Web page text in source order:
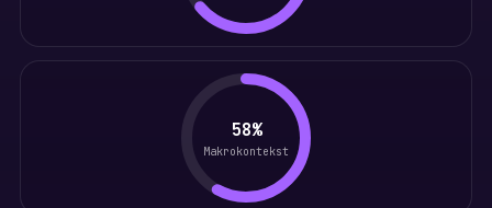
58%
Makrokontekst